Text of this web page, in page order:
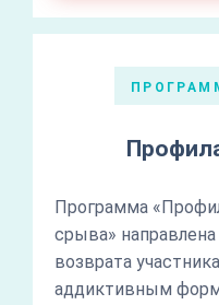
Программа
срыва»
возврата
аддиктивным